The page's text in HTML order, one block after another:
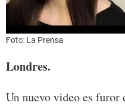
Foto: La Prensa
Londres.
Un nuevo video es furor